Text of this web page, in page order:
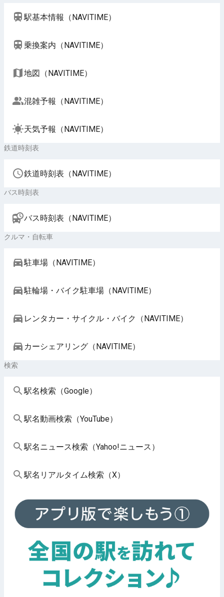
駅基本情報（NAVITIME）
乗換案内（NAVITIME）
地図（NAVITIME）
混雑予報（NAVITIME）
天気予報（NAVITIME）
鉄道時刻表
鉄道時刻表（NAVITIME）
バス時刻表
バス時刻表（NAVITIME）
クルマ・自転車
駐車場（NAVITIME）
駐輪場・バイク駐車場（NAVITIME）
レンタカー・サイクル・バイク（NAVITIME）
カーシェアリング（NAVITIME）
検索
駅名検索（Google）
駅名動画検索（YouTube）
駅名ニュース検索（Yahoo!ニュース）
駅名リアルタイム検索（X）